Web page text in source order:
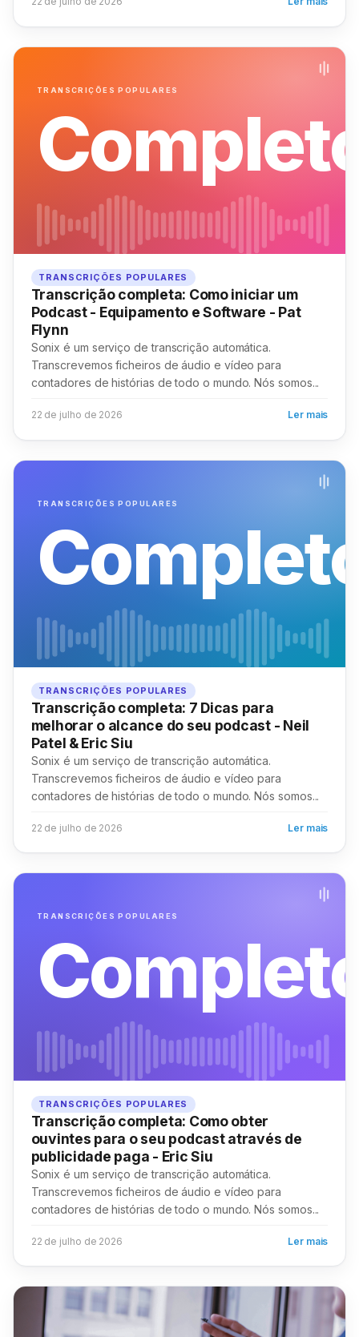
TRANSCRIÇÕES POPULARES
TRANSCRIÇÕES POPULARES
Transcrição completa: Como iniciar um
Podcast - Equipamento e Software - Pat
Flynn
Sonix é um serviço de transcrição automática.
Transcrevemos ficheiros de áudio e vídeo para
contadores de histórias de todo o mundo. Nós somos...
22 de julho de 2026 Ler mais
TRANSCRIÇÕES POPULARES
TRANSCRIÇÕES POPULARES
Transcrição completa: 7 Dicas para
melhorar o alcance do seu podcast - Neil
Patel & Eric Siu
Sonix é um serviço de transcrição automática.
Transcrevemos ficheiros de áudio e vídeo para
contadores de histórias de todo o mundo. Nós somos...
22 de julho de 2026 Ler mais
TRANSCRIÇÕES POPULARES
TRANSCRIÇÕES POPULARES
Transcrição completa: Como obter
ouvintes para o seu podcast através de
publicidade paga - Eric Siu
Sonix é um serviço de transcrição automática.
Transcrevemos ficheiros de áudio e vídeo para
contadores de histórias de todo o mundo. Nós somos...
22 de julho de 2026 Ler mais